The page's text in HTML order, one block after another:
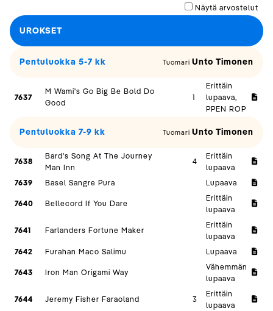
Näytä arvostelut
UROKSET
Pentuluokka 5-7 kk Tuomari Unto Timonen
7637
M Wami's Go Big Be Bold Do
Good
1
Erittäin
lupaava,
PPEN ROP
Pentuluokka 7-9 kk Tuomari Unto Timonen
7638
Bard's Song At The Journey
Man Inn
4
Erittäin
lupaava
7639
Basel Sangre Pura Lupaava
7640 Bellecord If You Dare
Erittäin
lupaava
7641 Farlanders Fortune Maker
Erittäin
lupaava
7642
Furahan Maco Salimu Lupaava
7643 Iron Man Origami Way
Vähemmän
lupaava
7644 Jeremy Fisher Faraoland 3
Erittäin
lupaava